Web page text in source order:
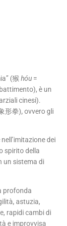
(猴 hóu =
è un
cinesi).
形拳), ovvero gli
dei
spirito della
un sistema di
profonda
astuzia,
rapidi cambi di
e improvvisa